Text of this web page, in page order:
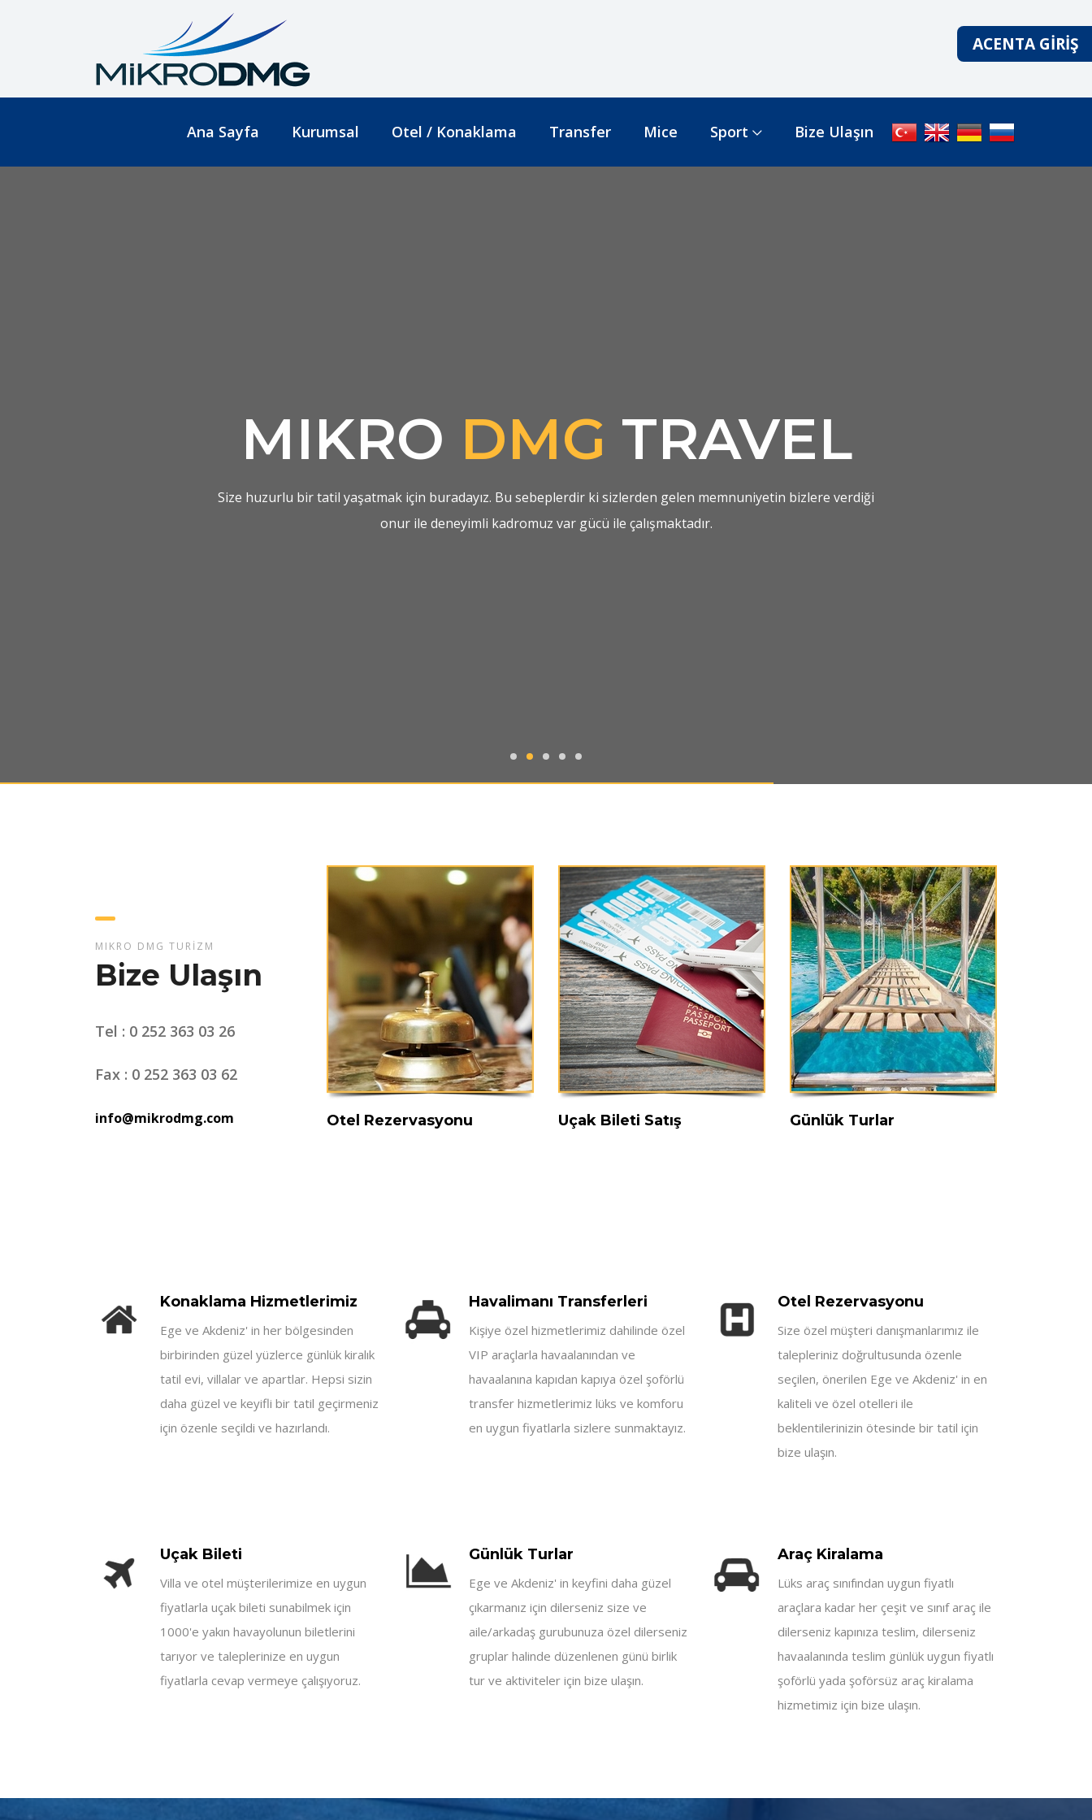
ACENTA GIRIŞ
Ana Sayfa Kurumsal Otel / Konaklama Transfer Mice Sport Bize Ulaşın
MIKRO DMG TRAVEL
Size huzurlu bir tatil yaşatmak için buradayız. Bu sebeplerdir ki sizlerden gelen memnuniyetin bizlere verdiği
onur ile deneyimli kadromuz var gücü ile çalışmaktadır.
MIKRO DMG TURİZM
Bize Ulaşın
Tel : 0 252 363 03 26
Fax : 0 252 363 03 62
info@mikrodmg.com Otel Rezervasyonu Uçak Bileti Satış Günlük Turlar
Konaklama Hizmetlerimiz
Ege ve Akdeniz' in her bölgesinden
birbirinden güzel yüzlerce günlük kiralık
tatil evi, villalar ve apartlar. Hepsi sizin
daha güzel ve keyifli bir tatil geçirmeniz
için özenle seçildi ve hazırlandı.
Havalimanı Transferleri
Kişiye özel hizmetlerimiz dahilinde özel
VIP araçlarla havaalanından ve
havaalanına kapıdan kapıya özel şoförlü
transfer hizmetlerimiz lüks ve komforu
en uygun fiyatlarla sizlere sunmaktayız.
Otel Rezervasyonu
Size özel müşteri danışmanlarımız ile
talepleriniz doğrultusunda özenle
seçilen, önerilen Ege ve Akdeniz' in en
kaliteli ve özel otelleri ile
beklentilerinizin ötesinde bir tatil için
bize ulaşın.
Uçak Bileti
Villa ve otel müşterilerimize en uygun
fiyatlarla uçak bileti sunabilmek için
1000'e yakın havayolunun biletlerini
tarıyor ve taleplerinize en uygun
fiyatlarla cevap vermeye çalışıyoruz.
Günlük Turlar
Ege ve Akdeniz' in keyfini daha güzel
çıkarmanız için dilerseniz size ve
aile/arkadaş gurubunuza özel dilerseniz
gruplar halinde düzenlenen günü birlik
tur ve aktiviteler için bize ulaşın.
Araç Kiralama
Lüks araç sınıfından uygun fiyatlı
araçlara kadar her çeşit ve sınıf araç ile
dilerseniz kapınıza teslim, dilerseniz
havaalanında teslim günlük uygun fiyatlı
şoförlü yada şoförsüz araç kiralama
hizmetimiz için bize ulaşın.